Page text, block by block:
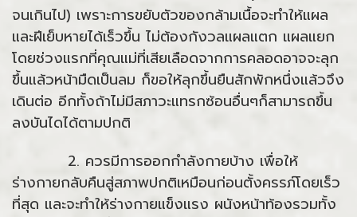
จนเกินไป) เพราะการขยับตัวของกล้ามเนื้อจะทำให้แผล
และฝีเย็บหายได้เร็วขึ้น ไม่ต้องกังวลแผลแตก แผลแยก
โดยช่วงแรกที่คุณแม่ที่เสียเลือดจากการคลอดอาจจะลุก
ขึ้นแล้วหน้ามืดเป็นลม ก็ขอให้ลุกขึ้นยืนสักพักหนึ่งแล้วจึง
เดินต่อ อีกทั้งถ้าไม่มีสภาวะแทรกซ้อนอื่นๆก็สามารถขึ้น
ลงบันไดได้ตามปกติ
2. ควรมีการออกกำลังกายบ้าง เพื่อให้
ร่างกายกลับคืนสู่สภาพปกติเหมือนก่อนตั้งครรภ์โดยเร็ว
ที่สุด และจะทำให้ร่างกายแข็งแรง ผนังหน้าท้องรวมทั้ง